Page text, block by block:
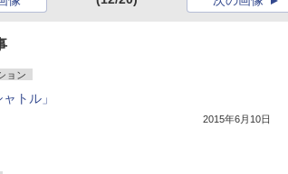
ョン
トル」
2015年6月10日